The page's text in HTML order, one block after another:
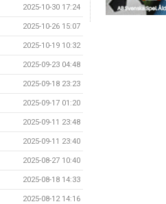
2025-10-30 17:24
2025-10-26 15:07
2025-10-19 10:32
2025-09-23 04:48
2025-09-18 23:23
2025-09-17 01:20
2025-09-11 23:48
2025-09-11 23:40
2025-08-27 10:40
2025-08-18 14:33
2025-08-12 14:16